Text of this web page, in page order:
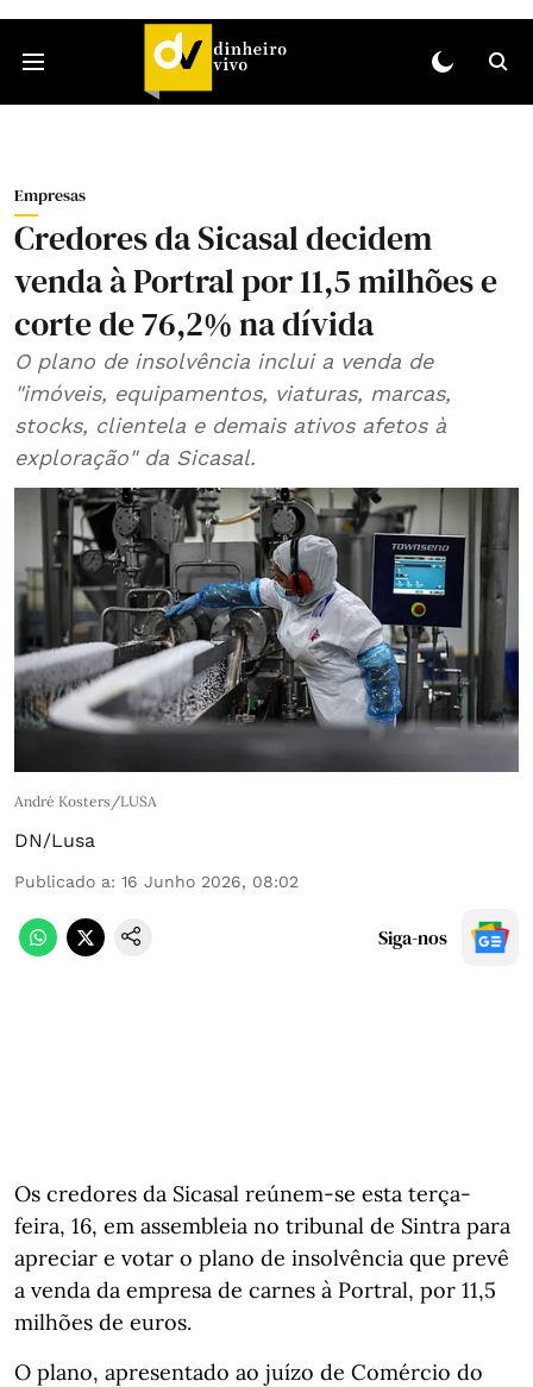
Empresas
Credores da Sicasal decidem
venda à Portral por 11,5 milhões e
corte de 76,2% na dívida
O plano de insolvência inclui a venda de
"imóveis, equipamentos, viaturas, marcas,
stocks, clientela e demais ativos afetos à
exploração" da Sicasal.
André Kosters/LUSA
DN/Lusa
Publicado a: 16 Junho 2026, 08:02
Siga-nos
Os credores da Sicasal reúnem-se esta terça-
feira, 16, em assembleia no tribunal de Sintra para
apreciar e votar o plano de insolvência que prevê
a venda da empresa de carnes à Portral, por 11,5
milhões de euros.
O plano, apresentado ao juízo de Comércio do